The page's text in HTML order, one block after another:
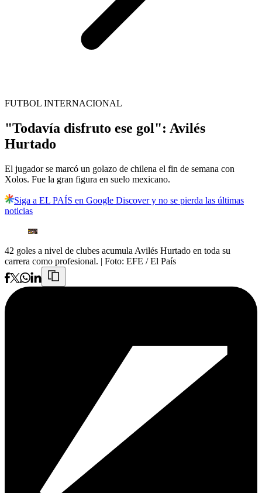
FUTBOL INTERNACIONAL
"Todavía disfruto ese gol": Avilés
Hurtado
El jugador se marcó un golazo de chilena el fin de semana con
Xolos. Fue la gran figura en suelo mexicano.
Siga a EL PAÍS en Google Discover y no se pierda las últimas
noticias
42 goles a nivel de clubes acumula Avilés Hurtado en toda su
carrera como profesional. | Foto: EFE / El País